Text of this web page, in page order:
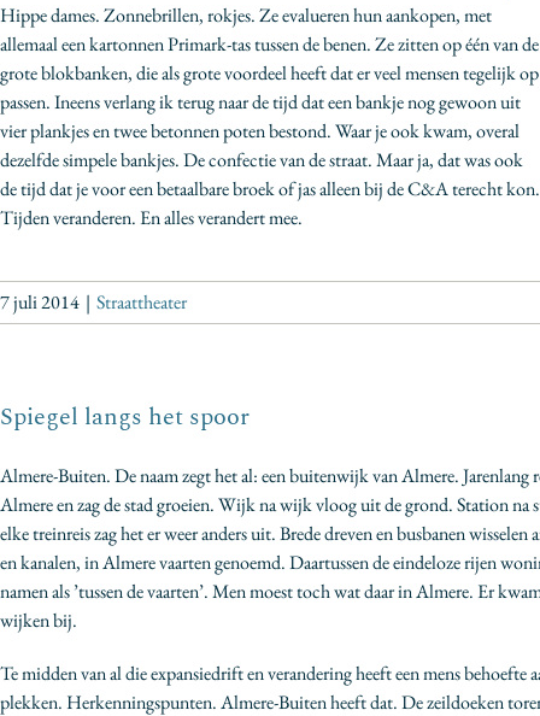
Hippe dames. Zonnebrillen, rokjes. Ze evalueren hun aankopen, met
allemaal een kartonnen Primark-tas tussen de benen. Ze zitten op één van de
grote blokbanken, die als grote voordeel heeft dat er veel mensen tegelijk op
passen. Ineens verlang ik terug naar de tijd dat een bankje nog gewoon uit
vier plankjes en twee betonnen poten bestond. Waar je ook kwam, overal
dezelfde simpele bankjes. De confectie van de straat. Maar ja, dat was ook
de tijd dat je voor een betaalbare broek of jas alleen bij de C&A terecht kon.
Tijden veranderen. En alles verandert mee.
7 juli 2014 | Straattheater
Spiegel langs het spoor
Almere-Buiten. De naam zegt het al: een buitenwijk van Almere. Jarenlang
Almere en zag de stad groeien. Wijk na wijk vloog uit de grond. Station na
elke treinreis zag het er weer anders uit. Brede dreven en busbanen wisselen
en kanalen, in Almere vaarten genoemd. Daartussen de eindeloze rijen
namen als ’tussen de vaarten’. Men moest toch wat daar in Almere. Er
wijken bij.
Te midden van al die expansiedrift en verandering heeft een mens behoefte
plekken. Herkenningspunten. Almere-Buiten heeft dat. De zeildoeken